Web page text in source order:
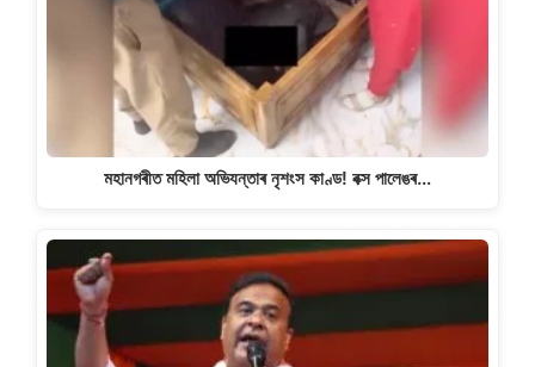
মহানগৰীত মহিলা অভিযন্তাৰ নৃশংস কাণ্ড! বক্স পালেঙৰ…